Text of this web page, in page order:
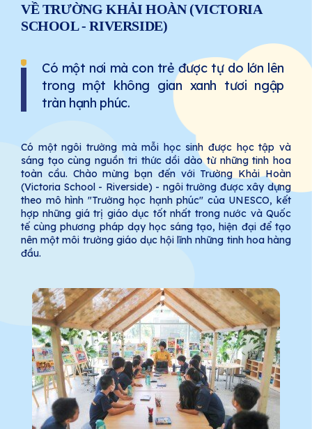
VỀ TRƯỜNG KHẢI HOÀN (VICTORIA
SCHOOL - RIVERSIDE)
Có một nơi mà con trẻ được tự do lớn lên
trong một không gian xanh tươi ngập
tràn hạnh phúc.
Có một ngôi trường mà mỗi học sinh được học tập và
sáng tạo cùng nguồn tri thức dồi dào từ những tinh hoa
toàn cầu. Chào mừng bạn đến với Trường Khải Hoàn
(Victoria School - Riverside) - ngôi trường được xây dựng
theo mô hình "Trường học hạnh phúc" của UNESCO, kết
hợp những giá trị giáo dục tốt nhất trong nước và Quốc
tế cùng phương pháp dạy học sáng tạo, hiện đại để tạo
nên một môi trường giáo dục hội lĩnh những tinh hoa hàng
đầu.